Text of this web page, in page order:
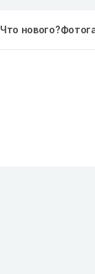
Что нового?